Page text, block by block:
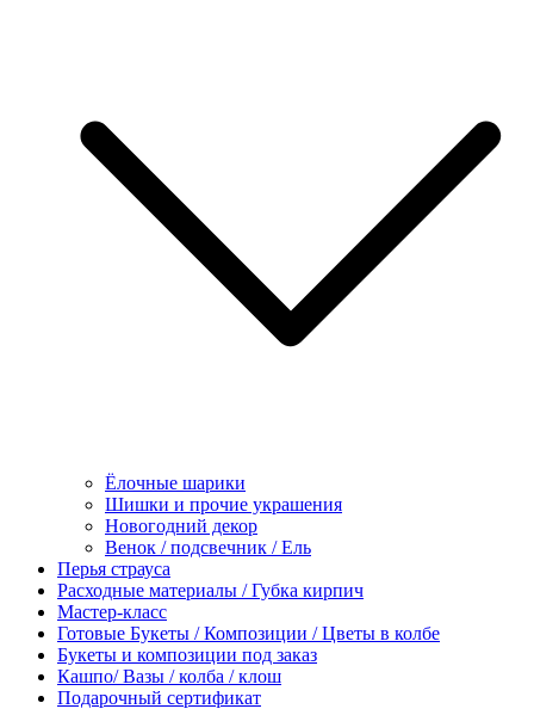
Ёлочные шарики
Шишки и прочие украшения
Новогодний декор
Венок / подсвечник / Ель
Перья страуса
Расходные материалы / Губка кирпич
Мастер-класс
Готовые Букеты / Композиции / Цветы в колбе
Букеты и композиции под заказ
Кашпо/ Вазы / колба / клош
Подарочный сертификат